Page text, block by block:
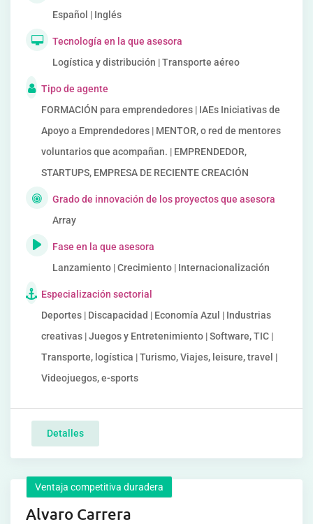
Español | Inglés
Tecnología en la que asesora
Logística y distribución | Transporte aéreo
Tipo de agente
FORMACIÓN para emprendedores | IAEs Iniciativas de
Apoyo a Emprendedores | MENTOR, o red de mentores
voluntarios que acompañan. | EMPRENDEDOR,
STARTUPS, EMPRESA DE RECIENTE CREACIÓN
Grado de innovación de los proyectos que asesora
Array
Fase en la que asesora
Lanzamiento | Crecimiento | Internacionalización
Especialización sectorial
Deportes | Discapacidad | Economía Azul | Industrias
creativas | Juegos y Entretenimiento | Software, TIC |
Transporte, logística | Turismo, Viajes, leisure, travel |
Videojuegos, e-sports
Detalles
Ventaja competitiva duradera
Alvaro Carrera